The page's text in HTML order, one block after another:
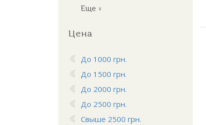
Еще
Цена
До 1000 грн.
До 1500 грн.
До 2000 грн.
До 2500 грн.
Свыше 2500 грн.